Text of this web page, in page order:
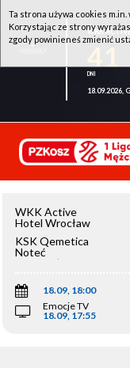
WKK
18.09.2026,
WKK Active
Hotel Wrocław
KSK Qemetica
Noteć
Inowrocław
18.09, 18:00
Emocje TV
18.09, 17:55
Ta strona używa cookies
Korzystając ze strony
zgody powinieneś zmienić